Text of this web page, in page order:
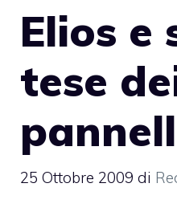
Elios e
tese
25 Ottobre 2009 di